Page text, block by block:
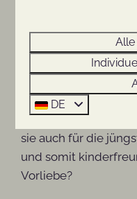
geräumige
Alles liegt inmitten
unsere
sodass Sie einen
können. Alle
sie auch für die
und somit
Vorliebe?
Alle
DE